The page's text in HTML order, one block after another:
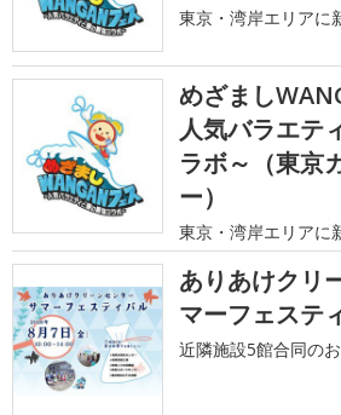
東京・湾岸エリアに
めざまし
人気バラエテ
ラボ～（東京
ー）
東京・湾岸エリアに
ありあけクリ
マーフェステ
近隣施設5館合同のお